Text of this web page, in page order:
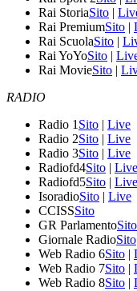
Rai StoriaSito |
Rai PremiumSito |
Rai ScuolaSito |
Rai YoYoSito |
Rai MovieSito |
RADIO
Radio 1 Sito | Live
Radio 2Sito | Live
Radio 3Sito | Live
Radiofd4Sito | Live
Radiofd5Sito | Live
IsoradioSito | Live
CCISSSito
GR ParlamentoSito
Giornale RadioSito
Web Radio 6Sito |
Web Radio 7Sito |
Web Radio 8Sito |